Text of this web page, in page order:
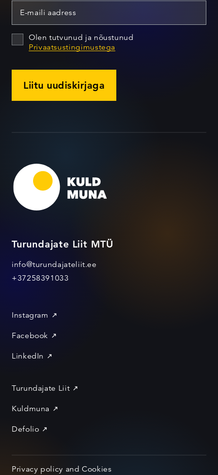
Olen tutvunud ja nõustunud
Privaatsustingimustega
Liitu uudiskirjaga
Turundajate Liit MTÜ
info@turundajateliit.ee
+37258391033
Instagram
Facebook
LinkedIn
Turundajate Liit
Kuldmuna
Defolio
Privacy policy and Cookies